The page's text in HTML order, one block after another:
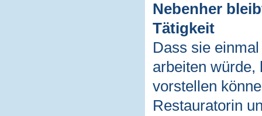
Nebenher
Tätigkeit
Dass sie
arbeiten würde,
vorstellen
Restauratorin